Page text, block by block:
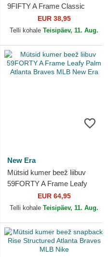
9FIFTY A Frame Classic
Atlanta Braves MLB New Era
EUR 38,95
Telli kohale Teisipäev, 11. Aug.
New Era
Mütsid kumer beež liibuv
59FORTY A Frame Leafy
Palm Atlanta Braves MLB
New Era
EUR 64,95
Telli kohale Teisipäev, 11. Aug.